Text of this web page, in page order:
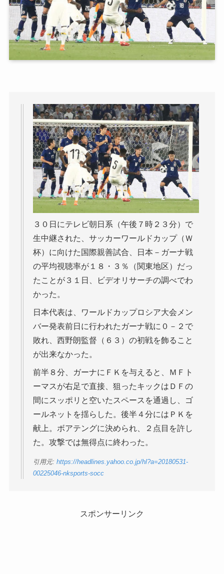
３０日にテレビ朝日系（午後７時２３分）で
生中継された、サッカーワールドカップ（Ｗ
杯）に向けた国際親善試合、日本－ガーナ戦
の平均視聴率が１８・３％（関東地区）だっ
たことが３１日、ビデオリサーチの調べでわ
かった。
日本代表は、ワールドカップロシア大会メン
バー発表前日に行われたガーナ戦に０－２で
敗れ、西野朗監督（６３）の初戦を飾ること
が出来なかった。
前半８分、ガーナにＦＫを与えると、ＭＦト
ーマスが右足で直接、狙ったキックはＤＦの
間にスッポリと空いたスペースを通過し、ゴ
ールネットを揺らした。後半４分にはＰＫを
献上。ボアテングに決められ、２点目を許し
た。攻撃では無得点に終わった。
引用元: https://headlines.yahoo.co.jp/hl?a=20180531-
00225046-nksports-socc
スポンサーリンク